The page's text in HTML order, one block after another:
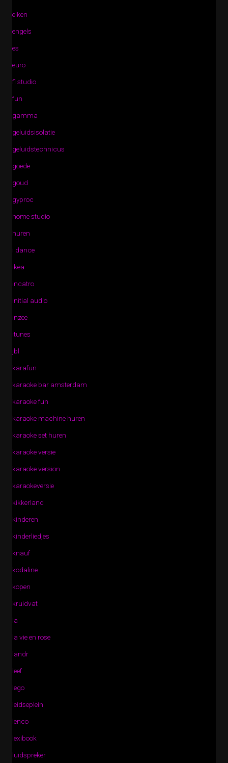
eiken
engels
es
euro
fl studio
fun
gamma
geluidsisolatie
geluidstechnicus
goede
goud
gyproc
home studio
huren
i dance
ikea
incatro
initial audio
inzee
itunes
jbl
karafun
karaoke bar amsterdam
karaoke fun
karaoke machine huren
karaoke set huren
karaoke versie
karaoke version
karaokeversie
kikkerland
kinderen
kinderliedjes
knauf
kodaline
kopen
kruidvat
la
la vie en rose
landr
leef
lego
leidseplein
lenco
lexibook
luidspreker